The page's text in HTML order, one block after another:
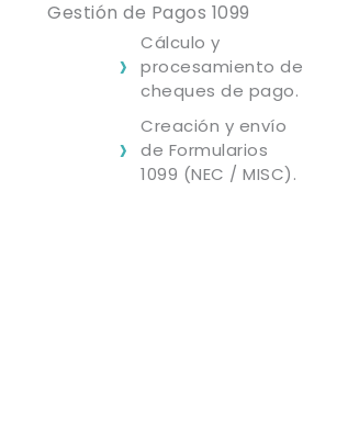
Gestión de Pagos 1099
Cálculo y
procesamiento de
cheques de pago.
Creación y envío
de Formularios
1099 (NEC / MISC).